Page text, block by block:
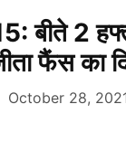
2
फैंस का
October 28,